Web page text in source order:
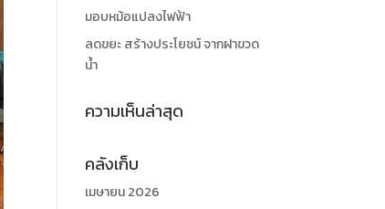
มอบหม้อแปลงไฟฟ้า
ลดขยะ สร้างประโยชน์ จากฝาขวด
น้ำ
ความเห็นล่าสุด
คลังเก็บ
เมษายน 2026